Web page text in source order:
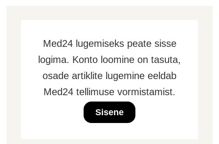
Med24 lugemiseks peate sisse
logima. Konto loomine on tasuta,
osade artiklite lugemine eeldab
Med24 tellimuse vormistamist.
Sisene